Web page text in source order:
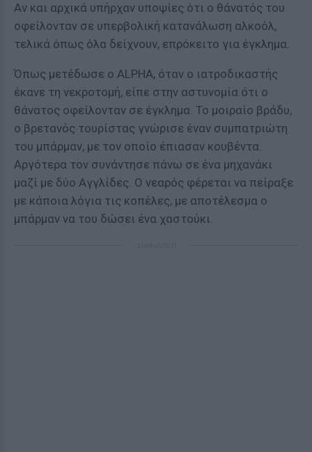
Αν και αρχικά υπήρχαν υποψίες ότι ο θάνατός του
οφείλονταν σε υπερβολική κατανάλωση αλκοόλ,
τελικά όπως όλα δείχνουν, επρόκειτο για έγκλημα.
Όπως μετέδωσε ο ALPHA, όταν ο ιατροδικαστής
έκανε τη νεκροτομή, είπε στην αστυνομία ότι ο
θάνατος οφείλονταν σε έγκλημα. Το μοιραίο βράδυ,
ο βρετανός τουρίστας γνώρισε έναν συμπατριώτη
του μπάρμαν, με τον οποίο έπιασαν κουβέντα.
Αργότερα τον συνάντησε πάνω σε ένα μηχανάκι
μαζί με δύο Αγγλίδες. Ο νεαρός φέρεται να πείραξε
με κάποια λόγια τις κοπέλες, με αποτέλεσμα ο
μπάρμαν να του δώσει ένα χαστούκι.